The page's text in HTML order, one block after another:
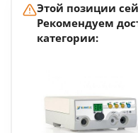
Этой позиции
Рекомендуем
категории: